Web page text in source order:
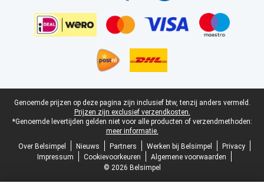
Juridische voettekst
Genoemde prijzen op deze pagina zijn inclusief btw, tenzij anders vermeld.
Prijzen zijn exclusief verzendkosten.
*Genoemde levertijden gelden niet voor alle producten of verzendmethoden:
meer informatie.
Over Belsimpel
Nieuws Partners Werken bij Belsimpel
Privacy
Impressum
Cookievoorkeuren
Algemene voorwaarden
© 2026 Belsimpel